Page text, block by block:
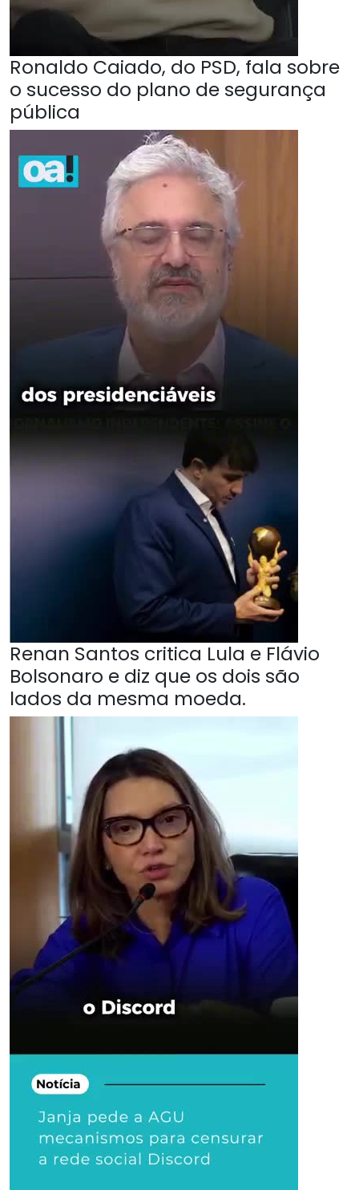
Ronaldo Caiado, do PSD, fala sobre
o sucesso do plano de segurança
pública
Renan Santos critica Lula e Flávio
Bolsonaro e diz que os dois são
lados da mesma moeda.